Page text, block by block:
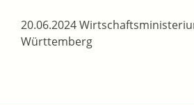
20.06.2024
Württemberg